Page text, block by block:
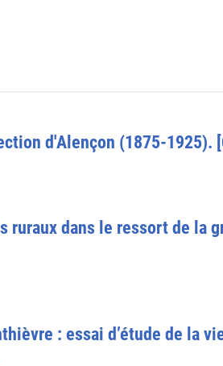
d'Alençon (1875-1925).
ruraux dans le ressort de la
: essai d’étude de la